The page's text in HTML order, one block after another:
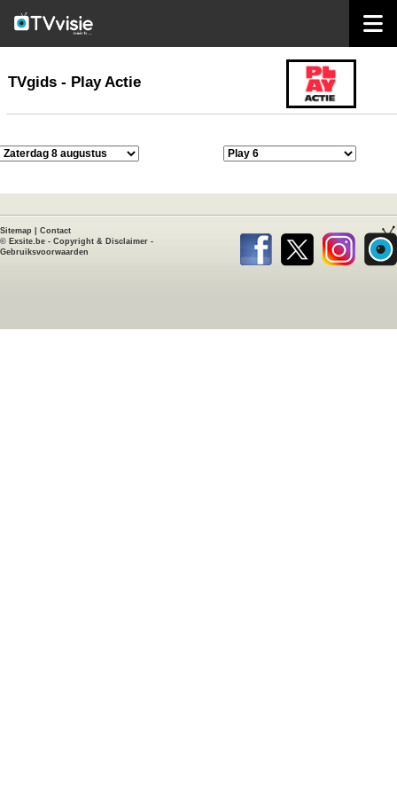
TVgids
TVgids - Play Actie
Sitemap
Contact
© Exsite.be - Copyright & Disclaimer -
Gebruiksvoorwaarden